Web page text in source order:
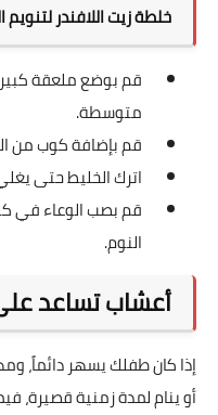
خلطة زيت اللافندر لتنويم
قم بوضع ملعقة
متوسطة.
قم بإضافة كوب من
اترك الخليط حتى
قم بصب الوعاء في
النوم.
أعشاب تساعد
إذا كان طفلك يسهر دائماً،
أو ينام لمدة زمنية قصيرة،